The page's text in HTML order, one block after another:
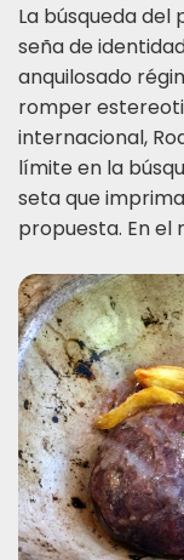
La búsqueda del
seña de
anquilosado
romper
internacional,
límite en la
seta que
propuesta. En el